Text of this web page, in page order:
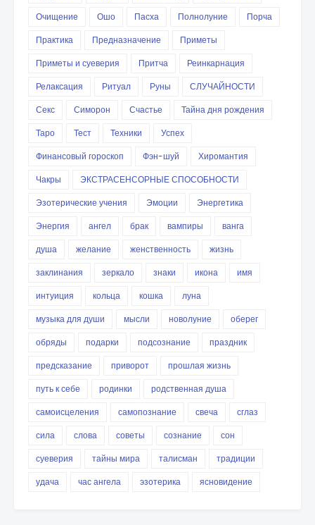
Очищение
Ошо Пасха Полнолуние
Порча
Практика
Предназначение
Приметы
Приметы и суеверия
Притча
Реинкарнация
Релаксация
Ритуал Руны
СЛУЧАЙНОСТИ
Секс
Симорон Счастье
Тайна дня рождения
Таро
Тест Техники
Успех
Финансовый гороскоп
Фэн-шуй
Хиромантия
Чакры
ЭКСТРАСЕНСОРНЫЕ СПОСОБНОСТИ
Эзотерические учения
Эмоции
Энергетика
Энергия
ангел брак вампиры
ванга
душа
желание женственность
жизнь
заклинания
зеркало знаки икона
имя
интуиция
кольца кошка
луна
музыка для души
мысли новолуние
оберег
обряды
подарки подсознание
праздник
предсказание
приворот
прошлая жизнь
путь к себе
родинки
родственная душа
самоисцеления
самопознание свеча
сглаз
сила
слова советы сознание
сон
суеверия
тайны мира талисман
традиции
удача
час ангела эзотерика ясновидение